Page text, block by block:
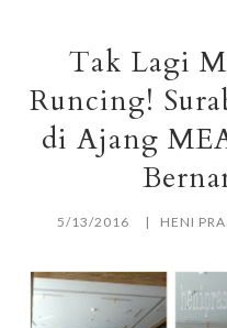
Tak Lagi
Runcing!
di Ajang
5/13/2016 HENI